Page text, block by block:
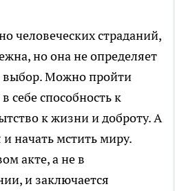
человеческих страданий,
но она не определяет
выбор. Можно пройти
себе способность к
к жизни и доброту. А
начать мстить миру.
акте, а не в
и заключается